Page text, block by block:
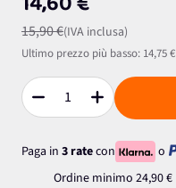
15,90 €(IVA inclusa)
Ultimo prezzo più basso: 14,75 €
Quantità
Paga in 3 ratecon
o
Ordine minimo 24,90 €